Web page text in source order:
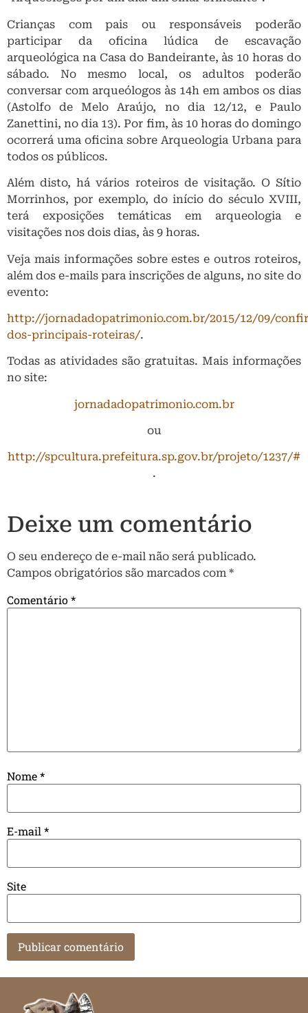
Crianças com pais ou responsáveis poderão
participar da oficina lúdica de escavação
arqueológica na Casa do Bandeirante, às 10 horas do
sábado. No mesmo local, os adultos poderão
conversar com arqueólogos às 14h em ambos os dias
(Astolfo de Melo Araújo, no dia 12/12, e Paulo
Zanettini, no dia 13). Por fim, às 10 horas do domingo
ocorrerá uma oficina sobre Arqueologia Urbana para
todos os públicos.
Além disto, há vários roteiros de visitação. O Sítio
Morrinhos, por exemplo, do início do século XVIII,
terá exposições temáticas em arqueologia e
visitações nos dois dias, às 9 horas.
Veja mais informações sobre estes e outros roteiros,
além dos e-mails para inscrições de alguns, no site do
evento:
http://jornadadopatrimonio.com.br/2015/12/09/
dos-principais-roteiras/.
Todas as atividades são gratuitas. Mais informações
no site:
jornadadopatrimonio.com.br
ou
http://spcultura.prefeitura.sp.gov.br/projeto/1237/#
.
Deixe um comentário
O seu endereço de e-mail não será publicado.
Campos obrigatórios são marcados com *
Comentário*
Nome*
E-mail *
Site